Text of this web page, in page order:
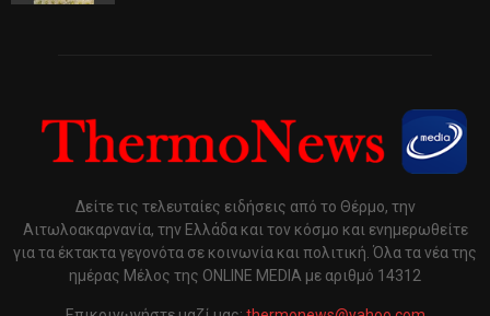
Δείτε τις τελευταίες ειδήσεις από το Θέρμο, την
Αιτωλοακαρνανία, την Ελλάδα και τον κόσμο και ενημερωθείτε
για τα έκτακτα γεγονότα σε κοινωνία και πολιτική. Όλα τα νέα της
ημέρας Μέλος της ONLINE MEDIA με αριθμό 14312